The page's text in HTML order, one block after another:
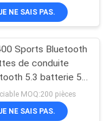
de
10
l'écran de LCOS
NE SAIS PAS.
Sports Bluetooth
de conduite
5.3 batterie 50
de vélo
MOQ:200 pièces
NE SAIS PAS.